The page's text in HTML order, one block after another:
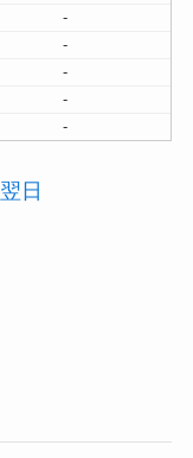
-
-
-
-
-
翌日